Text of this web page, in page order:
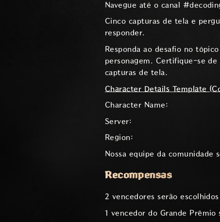
Navegue até o canal
Cinco capturas de tela e
responder.
Responda ao desafio no
personagem. Certifique-se de
capturas de tela.
Character Details Template
Character Name:
Server:
Region:
Nossa equipe da
Recompensas
2 vencedores serão
1 vencedor do Grande